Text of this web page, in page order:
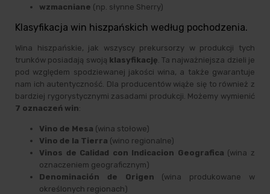
wzmacniane (np. słynne Sherry)
Klasyfikacja win hiszpańskich według pochodzenia.
Wina hiszpańskie, jak wszyscy prekursorzy w produkcji tych
trunków posiadają swoją klasyfikację . Ta najważniejsza dzieli je
pod względem spodziewanej jakości wina, a także gwarantuje
nam ich autentyczność. Dla producentów wiąże się to również z
bardziej rygorystycznymi zasadami produkcji. Możemy wymienić
7 oznaczeń win:
Vino de Mesa (wina stołowe)
Vino de la Tierra (wino regionalne)
Vinos de Calidad con Indicacion Geografica (wina z
oznaczeniem geograficznym)
Denominación de Origen (wina produkowane w
określonych regionach)